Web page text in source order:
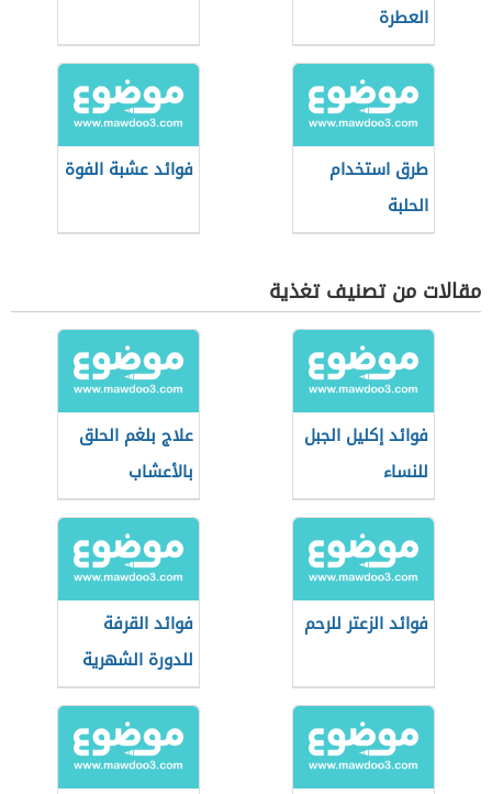
العطرة
طرق استخدام
الحلبة
فوائد عشبة الفوة
مقالات من تصنيف تغذية
فوائد إكليل الجبل
للنساء
علاج بلغم الحلق
بالأعشاب
فوائد الزعتر للرحم
فوائد القرفة
للدورة الشهرية